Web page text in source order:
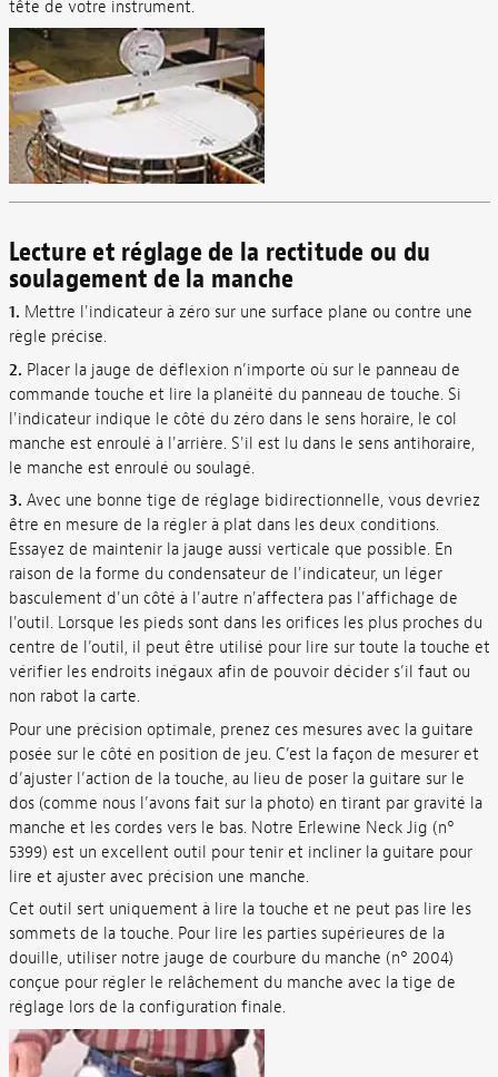
tête de votre instrument.
Lecture et réglage de la rectitude ou du
soulagement de la manche
1. Mettre l'indicateur à zéro sur une surface plane ou contre une
règle précise.
2. Placer la jauge de déflexion n’importe où sur le panneau de
commande touche et lire la planéité du panneau de touche. Si
l'indicateur indique le côté du zéro dans le sens horaire, le col
manche est enroulé à l'arrière. S'il est lu dans le sens antihoraire,
le manche est enroulé ou soulagé.
3. Avec une bonne tige de réglage bidirectionnelle, vous devriez
être en mesure de la régler à plat dans les deux conditions.
Essayez de maintenir la jauge aussi verticale que possible. En
raison de la forme du condensateur de l'indicateur, un léger
basculement d'un côté à l'autre n'affectera pas l'affichage de
l'outil. Lorsque les pieds sont dans les orifices les plus proches du
centre de l’outil, il peut être utilisé pour lire sur toute la touche et
vérifier les endroits inégaux afin de pouvoir décider s’il faut ou
non rabot la carte.
Pour une précision optimale, prenez ces mesures avec la guitare
posée sur le côté en position de jeu. C’est la façon de mesurer et
d’ajuster l’action de la touche, au lieu de poser la guitare sur le
dos (comme nous l’avons fait sur la photo) en tirant par gravité la
manche et les cordes vers le bas. Notre Erlewine Neck Jig (n°
5399) est un excellent outil pour tenir et incliner la guitare pour
lire et ajuster avec précision une manche.
Cet outil sert uniquement à lire la touche et ne peut pas lire les
sommets de la touche. Pour lire les parties supérieures de la
douille, utiliser notre jauge de courbure du manche (n° 2004)
conçue pour régler le relâchement du manche avec la tige de
réglage lors de la configuration finale.